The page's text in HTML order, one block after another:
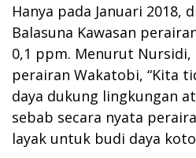
Hanya pada Januari 2018,
Balasuna Kawasan
0,1 ppm. Menurut
perairan Wakatobi, “Kita
daya dukung lingkungan
sebab secara nyata
layak untuk budi daya